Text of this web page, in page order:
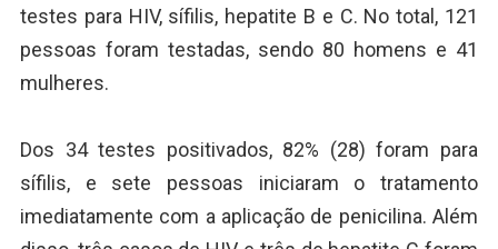
testes para HIV, sífilis, hepatite B e C. No total, 121
pessoas foram testadas, sendo 80 homens e 41
mulheres.
Dos 34 testes positivados, 82% (28) foram para
sífilis, e sete pessoas iniciaram o tratamento
imediatamente com a aplicação de penicilina. Além